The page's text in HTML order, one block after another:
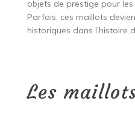
objets de prestige pour
Parfois, ces maillots
historiques dans l’histoire
Les